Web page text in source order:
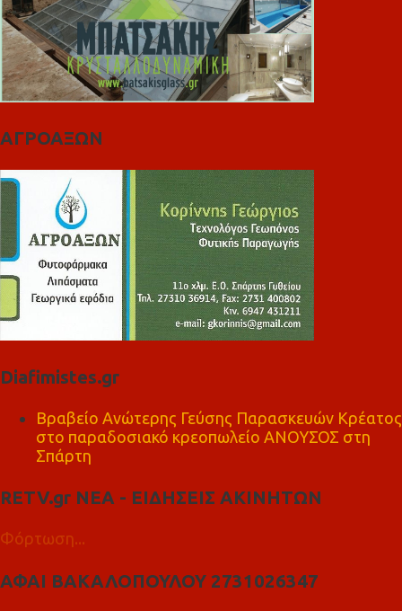
ΑΓΡΟΑΞΩΝ
Diafimistes.gr
Βραβείο Ανώτερης Γεύσης Παρασκευών Κρέατος
στο παραδοσιακό κρεοπωλείο ΑΝΟΥΣΟΣ στη
Σπάρτη
RETV.gr ΝΕΑ - ΕΙΔΗΣΕΙΣ ΑΚΙΝΗΤΩΝ
Φόρτωση...
ΑΦΑΙ ΒΑΚΑΛΟΠΟΥΛΟΥ 2731026347